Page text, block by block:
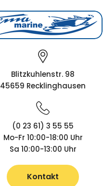
Blitzkuhlenstr. 98
45659 Recklinghausen
(0 23 61) 3 55 55
Mo-Fr 10:00-18:00 Uhr
Sa 10:00-13:00 Uhr
Kontakt